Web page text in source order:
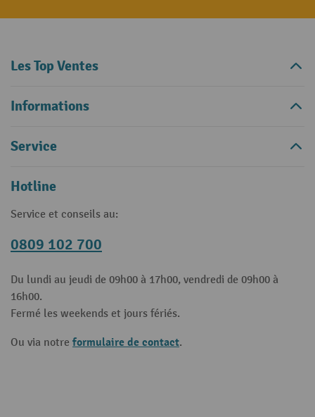
Les Top Ventes
Informations
Service
Hotline
Service et conseils au:
0809 102 700
Du lundi au jeudi de 09h00 à 17h00, vendredi de 09h00 à
16h00.
Fermé les weekends et jours fériés.
Ou via notre formulaire de contact.